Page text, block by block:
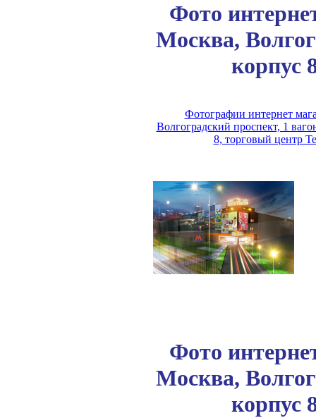
Фото
Москва,
корпус
Фотографии интернет
Волгоградский проспект, 1
8, торговый центр
Фото
Москва,
корпус